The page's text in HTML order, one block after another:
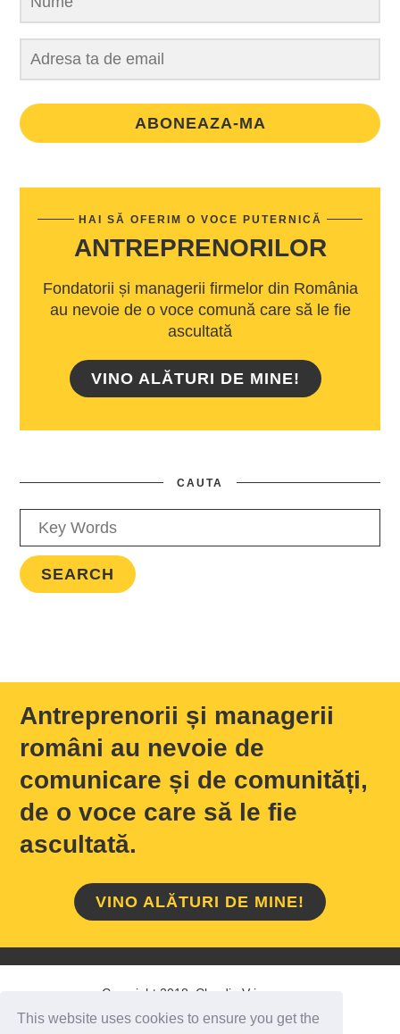
This website uses cookies to ensure you get the
ABONEAZA-MA
HAI SĂ OFERIM O VOCE PUTERNICĂ
ANTREPRENORILOR
Fondatorii și managerii firmelor din România
au nevoie de o voce comună care să le fie
ascultată
VINO ALĂTURI DE MINE!
CAUTA
Antreprenorii și managerii
români au nevoie de
comunicare și de comunități,
de o voce care să le fie
ascultată.
VINO ALĂTURI DE MINE!
Copyright 2018 Claudiu Vrinceanu
HOME / DESPRE MINE CONTACT